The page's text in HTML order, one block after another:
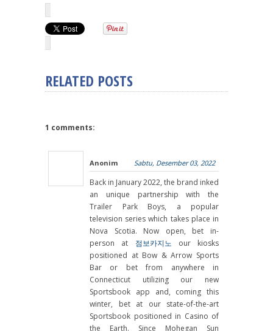
RELATED POSTS
1 comments:
Anonim Sabtu, Desember 03, 2022
Back in January 2022, the brand inked
an unique partnership with the
Trailer Park Boys, a popular
television series which takes place in
Nova Scotia. Now open, bet in-
person at 점보카지노 our kiosks
positioned at Bow & Arrow Sports
Bar or bet from anywhere in
Connecticut utilizing our new
Sportsbook app and, coming this
winter, bet at our state-of-the-art
Sportsbook positioned in Casino of
the Earth. Since Mohegan Sun